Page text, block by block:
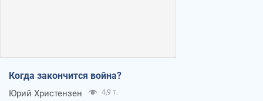
Когда закончится война?
Юрий Христензен 4,9 т.